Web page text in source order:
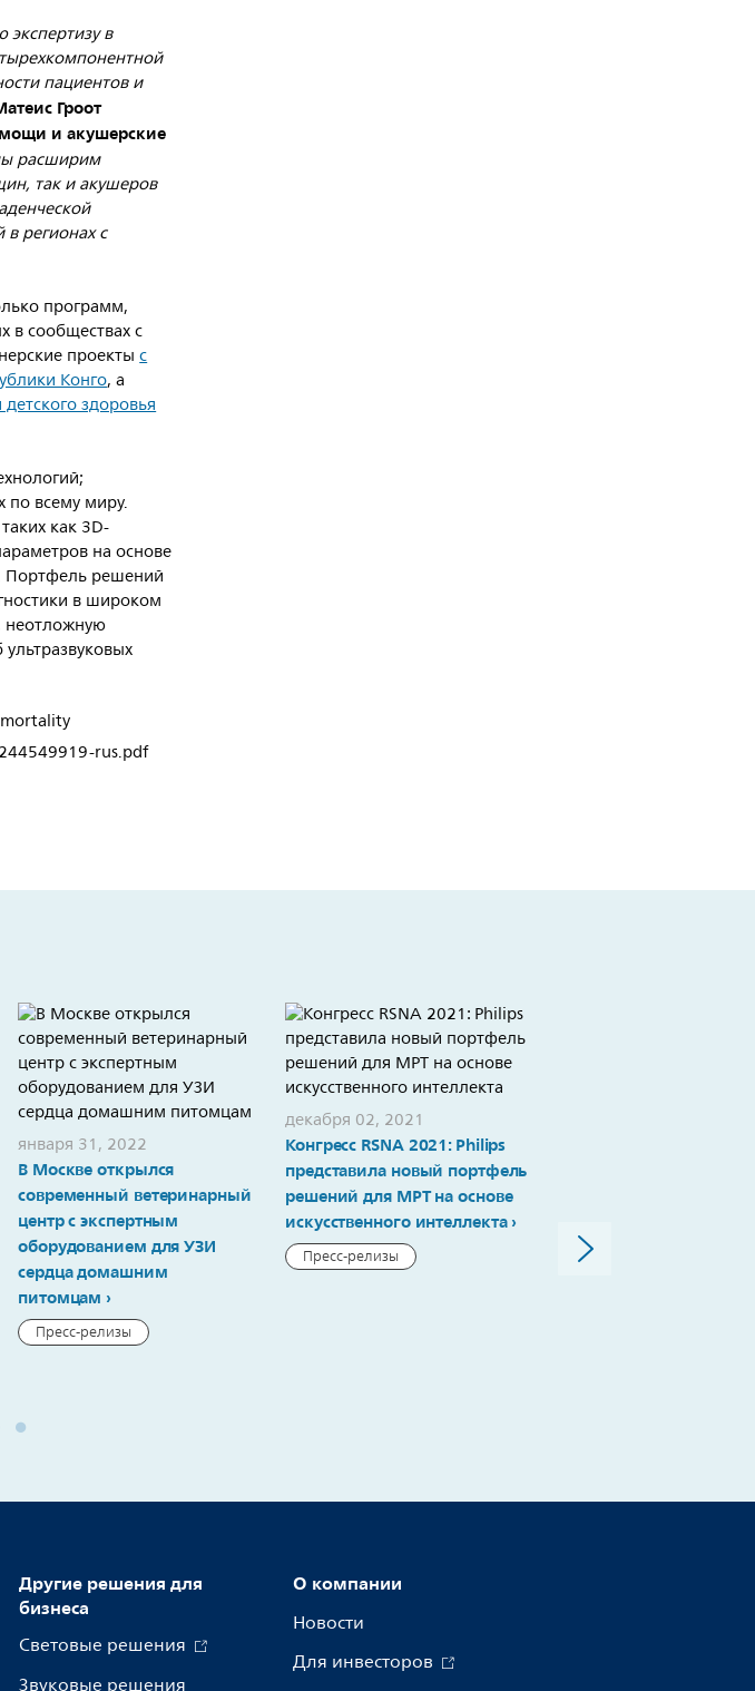
в
пациентов и
Гроот
и акушерские
расширим
так и акушеров
регионах с
программ,
в сообществах с
проектыс
Конго, а
здоровья
по всему миру.
как 3D-
на основе
Портфель решений
в широком
неотложную
rus.pdf
января 31, 2022
В Москве открылся
современный ветеринарный
центр с экспертным
оборудованием для УЗИ
сердца домашним
питомцам
Пресс-релизы
декабря 02, 2021
Конгресс RSNA 2021: Philips
представила новый портфель
решений для МРТ на основе
искусственного интеллекта
Пресс-релизы
решения для
терапии
Другие решения для
бизнеса
Световые решения
О компании
Новости
Для инвесторов